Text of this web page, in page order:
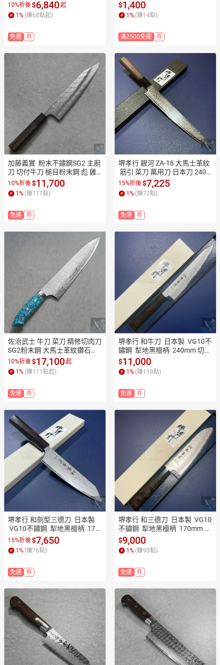
木燒漆柄150 120mm KA1709
1708【極上和刀】【日本高品
質菜刀】【APP滿額下單10%
8/31止
10%折後$6,840起
1% (賺68點起)
免運 券
柄 文化刀 菜刀 萬用刀 wa505
105【極上和刀】【日本高品
質菜刀】【APP滿額下單10%
8/31止
$1,400
1% (賺14點)
滿2500免運 券
加藤義實  粉末不鏽鋼SG2 主廚
刀 切付牛刀 槌目粉末鋼 彪 雞
翅木水牛柄210MM  越前打刃
物 KA2512【極上和刀】【日
本手工菜刀
10%折後$11,700
1 % (賺117點)
免運 券
堺孝行 銀河 ZA-18 大馬士革紋
筋引 菜刀 萬用刀 日本刀 240m
m 雞翅木握把 7886【APP滿額
下單10%點數(單一帳號最高15
00點)】8/31止
15%折後$7,225
1 % (賺72點)
免運 券
佐治武士 牛刀 菜刀 精修切肉刀
SG2粉末鋼 大馬士革紋鑽石紋
附桐箱 210/240 mm SA1601
SA1602【極上和刀】【日本
高品質菜刀】【APP滿額下單1
點)】8/31止
10%折後$17,100起
1 % (賺171 點起)
免運 券
堺孝行 和牛刀  日本製  VG10不
鏽鋼  犁地黑檀柄  240mm 切肉
刀 萬能包丁 和包丁本職用 業務
用 14096【極上和刀】【日本
高品質菜刀】【APP滿額下單1
點)】8/31止
$11,000
1 % (賺110點)
免運 券
堺孝行 和劍型三德刀  日本製
VG10不鏽鋼  犁地黑檀柄  170
mm 切肉刀 萬能包丁 和包丁本
職用 業務用 14098【極上和
刀】【日本高品質菜刀】【AP
最高1500點)】8/31止
15%折後$7,650
1% (賺76點)
免運 券
堺孝行 和三德刀  日本製  VG10
不鏽鋼  犁地黑檀柄  170mm 切
肉刀 萬能包丁 和包丁本職用 業
務用 14093【極上和刀】【日
本高品質菜刀】【APP滿額下
點)】8/31止
$9,000
1% (賺90點)
免運 券